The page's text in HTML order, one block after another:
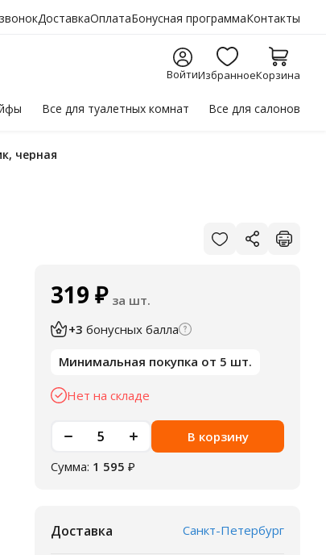
ДоставкаОплатаБонусная программаКонтакты
ВойтиИзбранноеКорзина
Все для туалетных комнат Все для салонов
черная
319 ₽ за шт.
+3 бонусных балла
Минимальная покупка от 5 шт.
Нет на складе
В корзину
Сумма: 1 595 ₽
Доставка Санкт-Петербург